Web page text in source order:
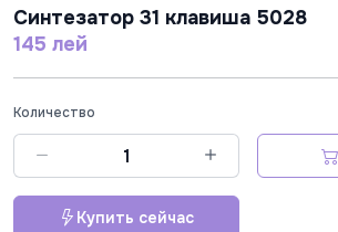
Cинтезатор 31 клавиша 5028
145 лей
Количество
Купить сейчас